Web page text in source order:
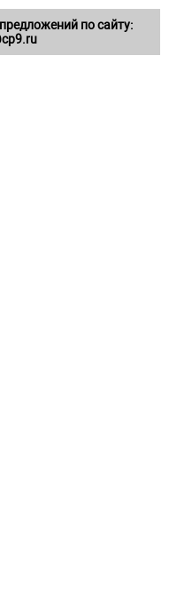
по сайту: